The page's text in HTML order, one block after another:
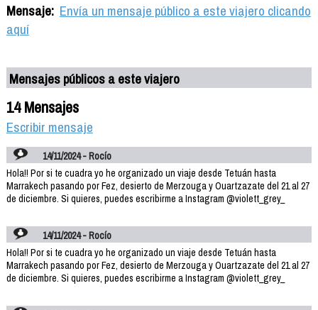
Mensaje: Envía un mensaje público a este viajero clicando
aquí
Mensajes públicos a este viajero
14 Mensajes
Escribir mensaje
14/11/2024 - Rocío
Hola!! Por si te cuadra yo he organizado un viaje desde Tetuán hasta
Marrakech pasando por Fez, desierto de Merzouga y Ouartzazate del 21 al 27
de diciembre. Si quieres, puedes escribirme a Instagram @violett_grey_
14/11/2024 - Rocío
Hola!! Por si te cuadra yo he organizado un viaje desde Tetuán hasta
Marrakech pasando por Fez, desierto de Merzouga y Ouartzazate del 21 al 27
de diciembre. Si quieres, puedes escribirme a Instagram @violett_grey_